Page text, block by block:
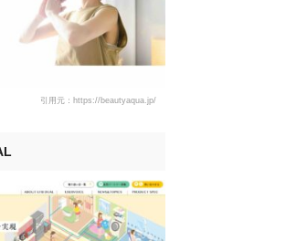
引用元：https://beautyaqua.jp/